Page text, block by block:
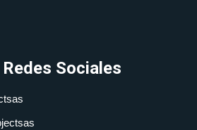
Sociales